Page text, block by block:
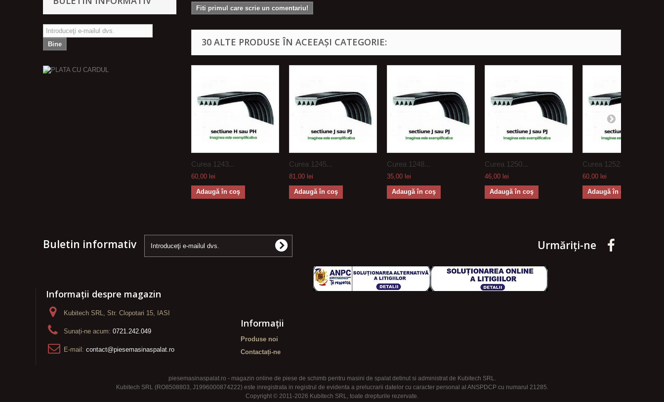
Bine
Fiti primul care scrie un comentariu!
30 ALTE PRODUSE ÎN ACEEAȘI CATEGORIE:
Curea 1243...
60,00 lei
Adaugă în coş
Curea 1245...
81,00 lei
Adaugă în coş
Curea 1248...
35,00 lei
Adaugă în coş
Curea 1250...
46,00 lei
Adaugă în coş
Curea 1252...
60,00 lei
Adaugă în coş
Buletin informativ Urmăriți-ne
Informații despre magazin
Kubitech SRL, Str. Clopotari 15, IASI
Sunați-ne acum: 0721.242.049
E-mail: contact@piesemasinaspalat.ro
Informaţii
Produse noi
Contactați-ne
piesemasinaspalat.ro - magazin online de piese de schimb pentru masini de spalat detinut si administrat de Kubitech SRL.
Kubitech SRL (RO8508803, J1996000874222) este inregistrata in registrul de evidenta a prelucrarii datelor cu caracter personal al ANSPDCP cu numarul 21285.
Copyright © 2011-2026 Kubitech SRL, toate drepturile rezervate.